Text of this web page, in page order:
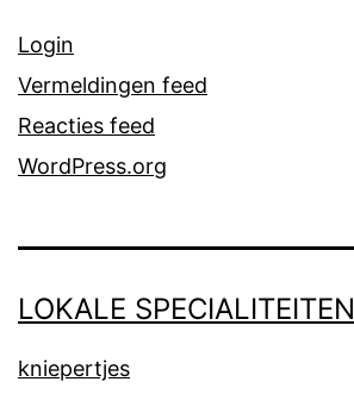
Login
Vermeldingen feed
Reacties feed
WordPress.org
LOKALE SPECIALITEITEN
kniepertjes